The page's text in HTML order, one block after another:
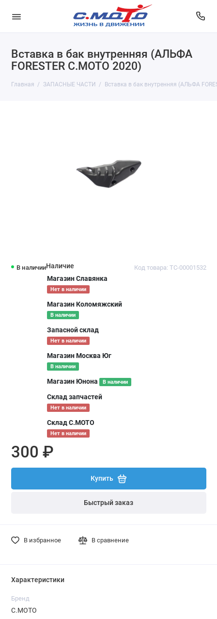
Вставка в бак внутренняя (АЛЬФА
FORESTER С.МОТО 2020)
Главная ЗАПАСНЫЕ ЧАСТИ Вставка в бак внутренняя (АЛЬФА
В наличии Код товара: ТС-00001532
Наличие
Магазин Славянка
Нет в наличии
Магазин Коломяжский
В наличии
Запасной склад
Нет в наличии
Магазин Москва Юг
В наличии
Магазин Юнона В наличии
Склад запчастей
Нет в наличии
Склад С.МОТО
Нет в наличии
300 ₽
Купить
Быстрый заказ
В избранное В сравнение
Характеристики
Бренд
С.МОТО